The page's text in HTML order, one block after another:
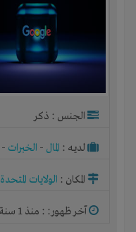
الجنس : ذكر
لديـه : المال - الخبرات -
المكان : الولايات المتحدة
آخر ظهور: : منذ 1 سنة